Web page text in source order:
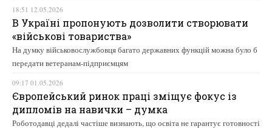
18:51 12.05.2026
В Україні пропонують дозволити створювати
«військові товариства»
На думку військовослужбовця багато державних функцій можна було б
передати ветеранам-підприємцям
09:17 01.05.2026
Європейський ринок праці зміщує фокус із
дипломів на навички – думка
Роботодавці дедалі частіше визнають, що освіта не гарантує готовності